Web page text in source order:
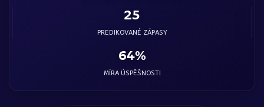
25
PREDIKOVANÉ ZÁPASY
64%
MÍRA ÚSPĚŠNOSTI